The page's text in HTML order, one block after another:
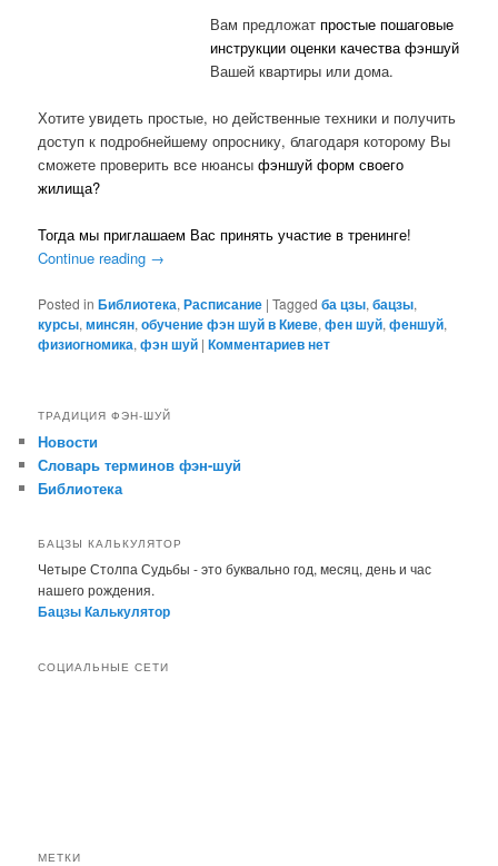
Вам предложатпростые пошаговые
инструкции оценки качества фэншуй
Вашей квартиры или дома.
Хотите увидеть простые, но действенные техники и получить
доступ к подробнейшему опроснику, благодаря которому Вы
сможете проверить все нюансыфэншуй форм своего
жилища?
Тогда мы приглашаем Вас принять участие в тренинге!
Continue reading →
Posted in Библиотека,Расписание |Tagged ба цзы,бацзы,
курсы,минсян,обучение фэн шуй в Киеве,фен шуй,феншуй,
физиогномика,фэн шуй |Комментариев нет
ТРАДИЦИЯ ФЭН-ШУЙ
Новости
Словарь терминов фэн-шуй
Библиотека
БАЦЗЫ КАЛЬКУЛЯТОР
Четыре Столпа Судьбы - это буквально год, месяц, день и час
нашего рождения.
Бацзы Калькулятор
СОЦИАЛЬНЫЕ СЕТИ
МЕТКИ